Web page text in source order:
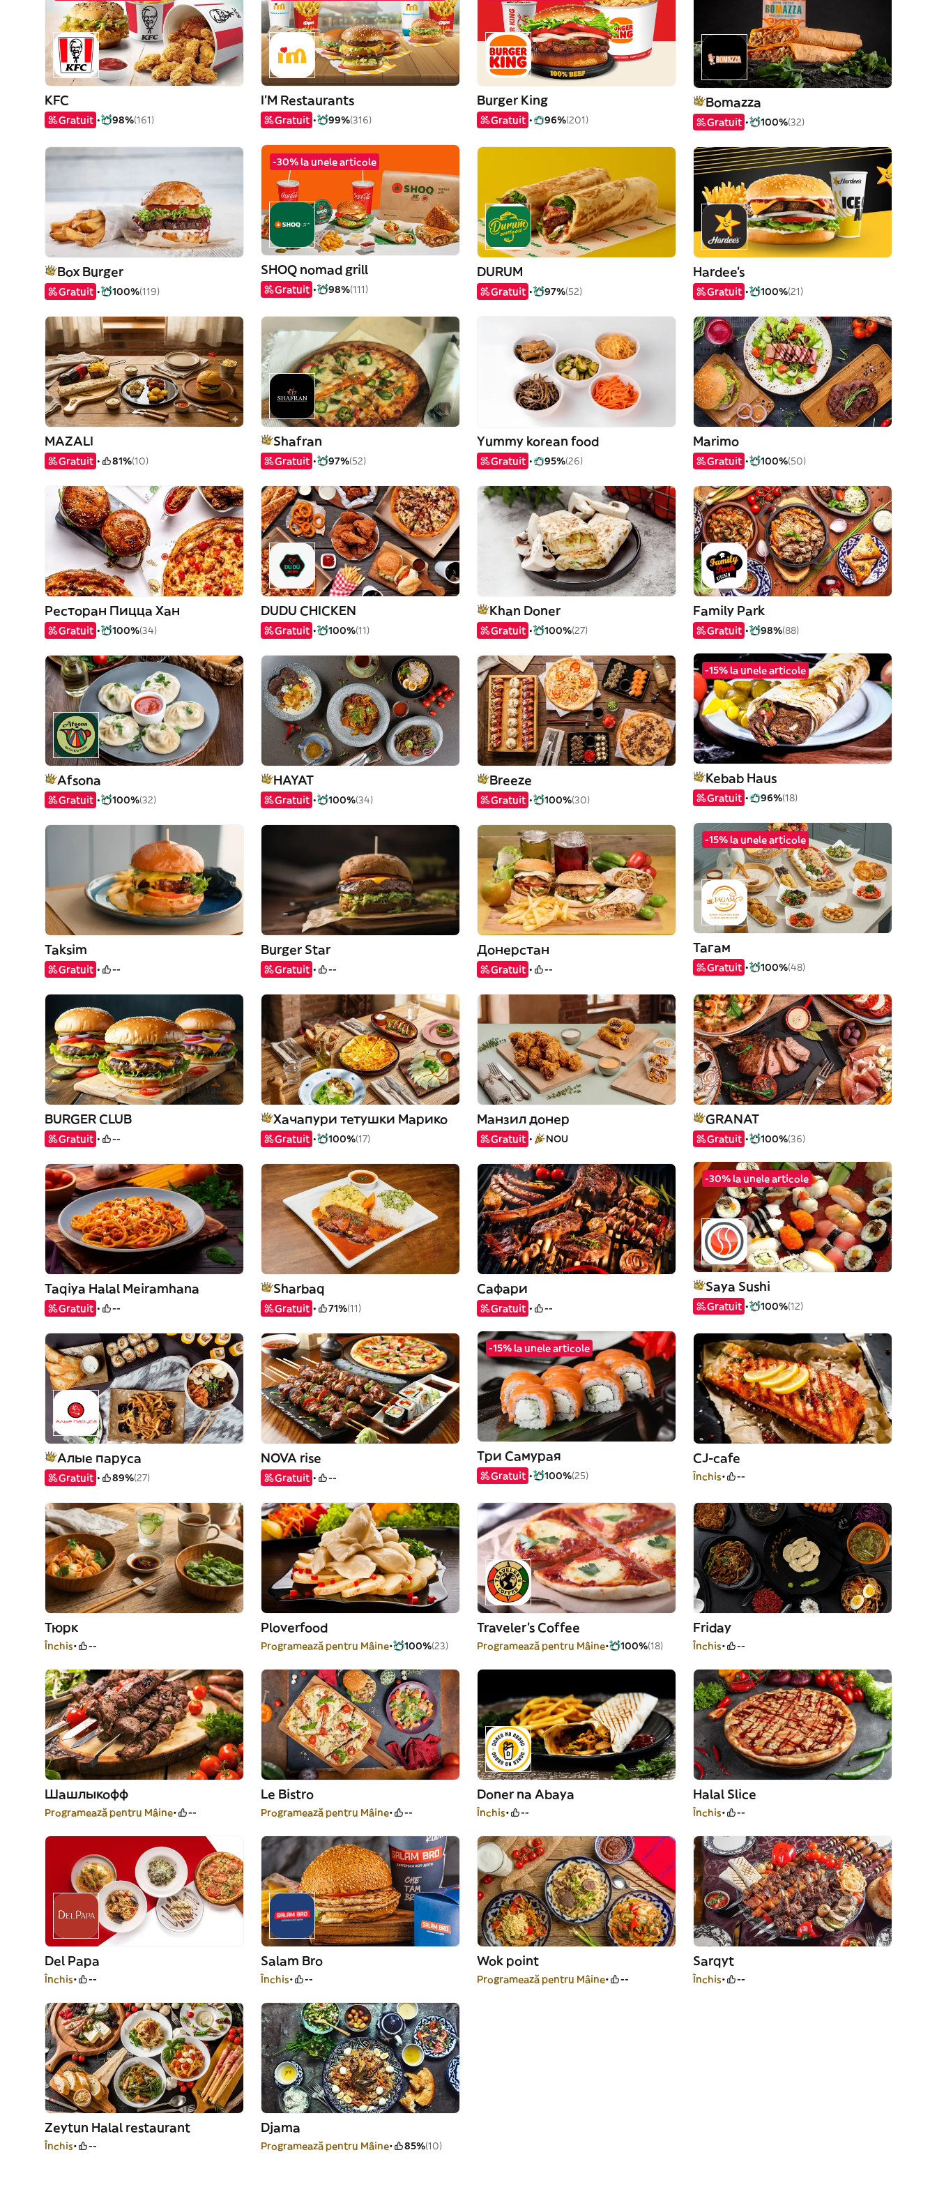
KFC
Gratuit 98%(161)
I'M Restaurants
Gratuit 99%(316)
Burger King
Gratuit 96%(201)
Bomazza
Gratuit 100%(32)
Box Burger
Gratuit 100%(119)
-30% la unele articole
SHOQ nomad grill
Gratuit 98%(111)
DURUM
Gratuit 97%(52)
Hardee's
Gratuit 100%(21)
MAZALI
Gratuit 81%(10)
Shafran
Gratuit 97%(52)
Yummy korean food
Gratuit 95%(26)
Marimo
Gratuit 100%(50)
Ресторан Пицца Хан
Gratuit 100%(34)
DUDU CHICKEN
Gratuit 100%(11)
Khan Doner
Gratuit 100%(27)
Family Park
Gratuit 98%(88)
Afsona
Gratuit 100%(32)
HAYAT
Gratuit 100%(34)
Breeze
Gratuit 100%(30)
-15% la unele articole
Kebab Haus
Gratuit 96%(18)
Taksim
Gratuit --
Burger Star
Gratuit --
Донерстан
Gratuit --
-15% la unele articole
Тагам
Gratuit 100%(48)
BURGER CLUB
Gratuit --
Хачапури тетушки Марико
Gratuit 100%(17)
Манзил донер
Gratuit NOU
GRANAT
Gratuit 100%(36)
Taqiya Halal Meiramhana
Gratuit --
Sharbaq
Gratuit 71%(11)
Сафари
Gratuit --
-30% la unele articole
Saya Sushi
Gratuit 100%(12)
Алые паруса
Gratuit 89%(27)
NOVA rise
Gratuit --
-15% la unele articole
Три Самурая
Gratuit 100%(25)
CJ-cafe
Închis --
Тюрк
Închis --
Ploverfood
Programează pentru Mâine 100%(23)
Traveler's Coffee
Programează pentru Mâine 100%(18)
Friday
Închis --
Шашлыкофф
Programează pentru Mâine --
Le Bistro
Programează pentru Mâine --
Doner na Abaya
Închis --
Halal Slice
Închis --
Del Papa
Închis --
Salam Bro
Închis --
Wok point
Programează pentru Mâine --
Sarqyt
Închis --
Zeytun Halal restaurant
Închis --
Djama
Programează pentru Mâine 85%(10)